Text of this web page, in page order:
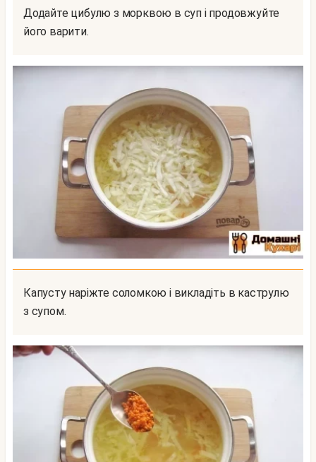
Додайте цибулю з морквою в суп і продовжуйте
його варити.
Капусту наріжте соломкою і викладіть в каструлю
з супом.